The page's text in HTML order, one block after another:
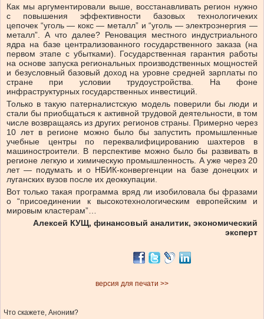
Как мы аргументировали выше, восстанавливать регион нужно
с повышения эффективности базовых технологичеких
цепочек “уголь — кокс — металл” и “уголь — электроэнергия —
металл”. А что далее? Реновация местного индустриального
ядра на базе централизованного государственного заказа (на
первом этапе с убытками). Государственная гарантия работы
на основе запуска региональных производственных мощностей
и безусловный базовый доход на уровне средней зарплаты по
стране при условии трудоустройства. На фоне
инфраструктурных государственных инвестиций.
Только в такую патерналистскую модель поверили бы люди и
стали бы приобщаться к активной трудовой деятельности, в том
числе возвращаясь из других регионов страны. Примерно через
10 лет в регионе можно было бы запустить промышленные
учебные центры по переквалифицированию шахтеров в
машиностроители. В перспективе можно было бы развивать в
регионе легкую и химическую промышленность. А уже через 20
лет — подумать и о НБИК-конвергенции на базе донецких и
луганских вузов после их деоккупации.
Вот только такая программа вряд ли изобиловала бы фразами
о “присоединении к высокотехнологическим европейским и
мировым кластерам”…
Алексей КУЩ, финансовый аналитик, экономический
эксперт
версия для печати >>
Что скажете, Аноним?